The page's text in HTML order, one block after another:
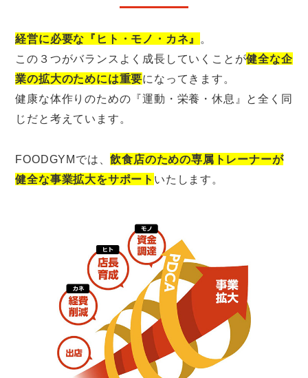
経営に必要な『ヒト・モノ・カネ』 。
この３つがバランスよく成長していくことが健全な企
業の拡大のためには重要になってきます。
健康な体作りのための『運動・栄養・休息』と全く同
じだと考えています。
FOODGYMでは、飲食店のための専属トレーナーが
健全な事業拡大をサポート いたします。